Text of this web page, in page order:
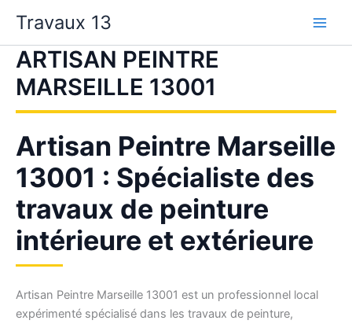
contenu
Travaux 13
ARTISAN PEINTRE
MARSEILLE 13001
Artisan Peintre Marseille
13001 : Spécialiste des
travaux de peinture
intérieure et extérieure
Artisan Peintre Marseille 13001 est un professionnel local
expérimenté spécialisé dans les travaux de peinture,